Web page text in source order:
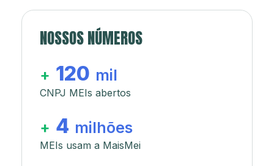
NOSSOS NÚMEROS
+ 120 mil
CNPJ MEIs abertos
+ 4 milhões
MEIs usam a MaisMei